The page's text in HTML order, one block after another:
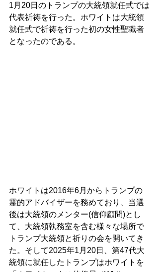
1月20日のトランプの大統領就任式では
代表祈祷を行った。ホワイトは大統領
就任式で祈祷を行った初の女性聖職者
となったのである。
ホワイトは2016年6月からトランプの
霊的アドバイザーを務めており、当選
後は大統領のメンター(信仰顧問)とし
て、大統領執務室を含む様々な場所で
トランプ大統領と祈りの会を開いてき
た。そして2025年1月20日、第47代大
統領に就任したトランプはホワイトを